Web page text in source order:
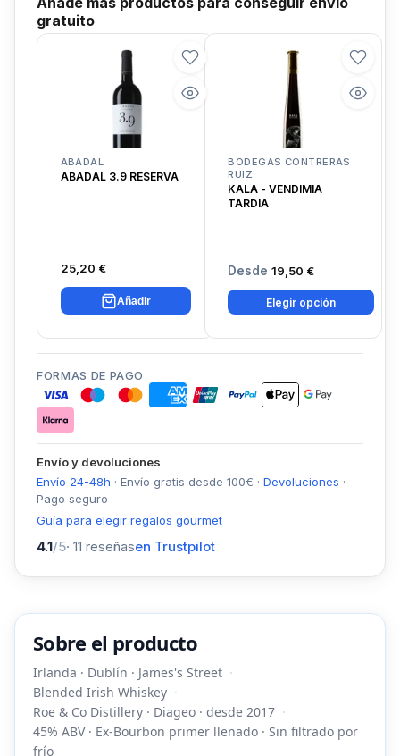
gratuito
ABADAL
ABADAL 3.9 RESERVA
25,20 €
Añadir
BODEGAS CONTRERAS
RUIZ
KALA - VENDIMIA
TARDIA
Desde19,50 €
Elegir opción
FORMAS DE PAGO
Envío y devoluciones
Envío 24-48h · Envío gratis desde 100€ · Devoluciones ·
Pago seguro
Guía para elegir regalos gourmet
4.1/5· 11 reseñasen Trustpilot
Sobre el producto
Irlanda · Dublín · James's Street
Blended Irish Whiskey
Roe & Co Distillery · Diageo · desde 2017
45% ABV · Ex-Bourbon primer llenado · Sin filtrado por
frío